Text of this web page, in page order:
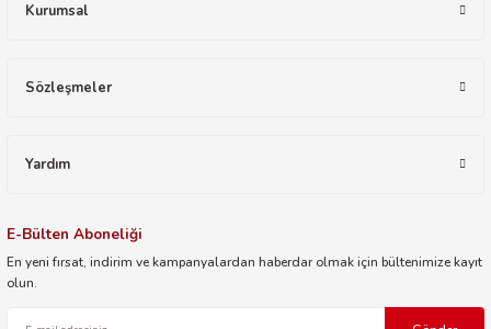
Kurumsal
Sözleşmeler
Yardım
E-Bülten Aboneliği
En yeni fırsat, indirim ve kampanyalardan haberdar olmak için bültenimize kayıt
olun.